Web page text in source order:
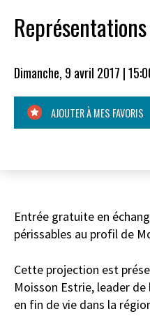
Représentations
Dimanche, 9 avril 2017 |
AJOUTER À MES FAVORIS
Entrée gratuite en
périssables au profil de
Cette projection est
Moisson Estrie, leader
en fin de vie dans la